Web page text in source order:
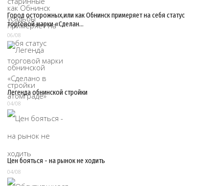
Город осторожных,или как Обнинск примеряет на себя статус
торговой марки «Сделан…
06/08
Легенда обнинской стройки
04/08
Цен бояться - на рынок не ходить
04/08